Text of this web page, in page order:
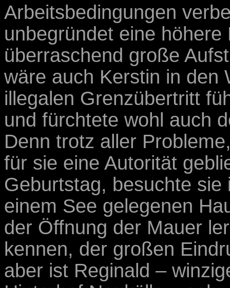
Arbeitsbedingungen
unbegründet eine
überraschend große
wäre auch Kerstin in den
illegalen Grenzübertritt
und fürchtete wohl auch
Denn trotz aller
für sie eine Autorität
Geburtstag, besuchte
einem See gelegenen
der Öffnung der Mauer
kennen, der großen
aber ist Reginald –